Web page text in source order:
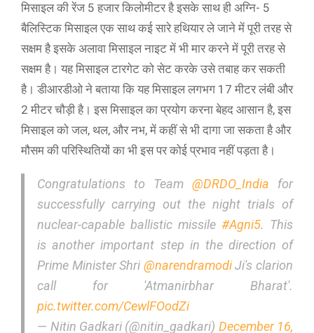
मिसाइल की रेंज 5 हजार किलोमीटर है इसके साथ ही अग्नि- 5
बैलिस्टिक मिसाइल एक साथ कई सारे हथियार ले जाने में पूरी तरह से
सक्षम है इसके अलावा मिसाइल नाइट में भी मार करने में पूरी तरह से
सक्षम है। यह मिसाइल टारगेट को सेट करके उसे तबाह कर सकती
है। डीआरडीओ ने बताया कि यह मिसाइल लगभग 17 मीटर लंबी और
2 मीटर चौड़ी है। इस मिसाइल का प्रयोग करना बेहद आसान है, इस
मिसाइल को जल, थल, और नभ, में कहीं से भी दागा जा सकता है और
मौसम की परिस्थितियों का भी इस पर कोई प्रभाव नहीं पड़ता है।
Congratulations to Team@DRDO_India for
successfully carrying out the night trials of
nuclear-capable ballistic missile#Agni5. This
is another important step in the direction of
Prime Minister Shri @narendramodiJi's clarion
call for 'Atmanirbhar Bharat'.
pic.twitter.com/CewlFOodZi
— Nitin Gadkari (@nitin_gadkari) December 16,